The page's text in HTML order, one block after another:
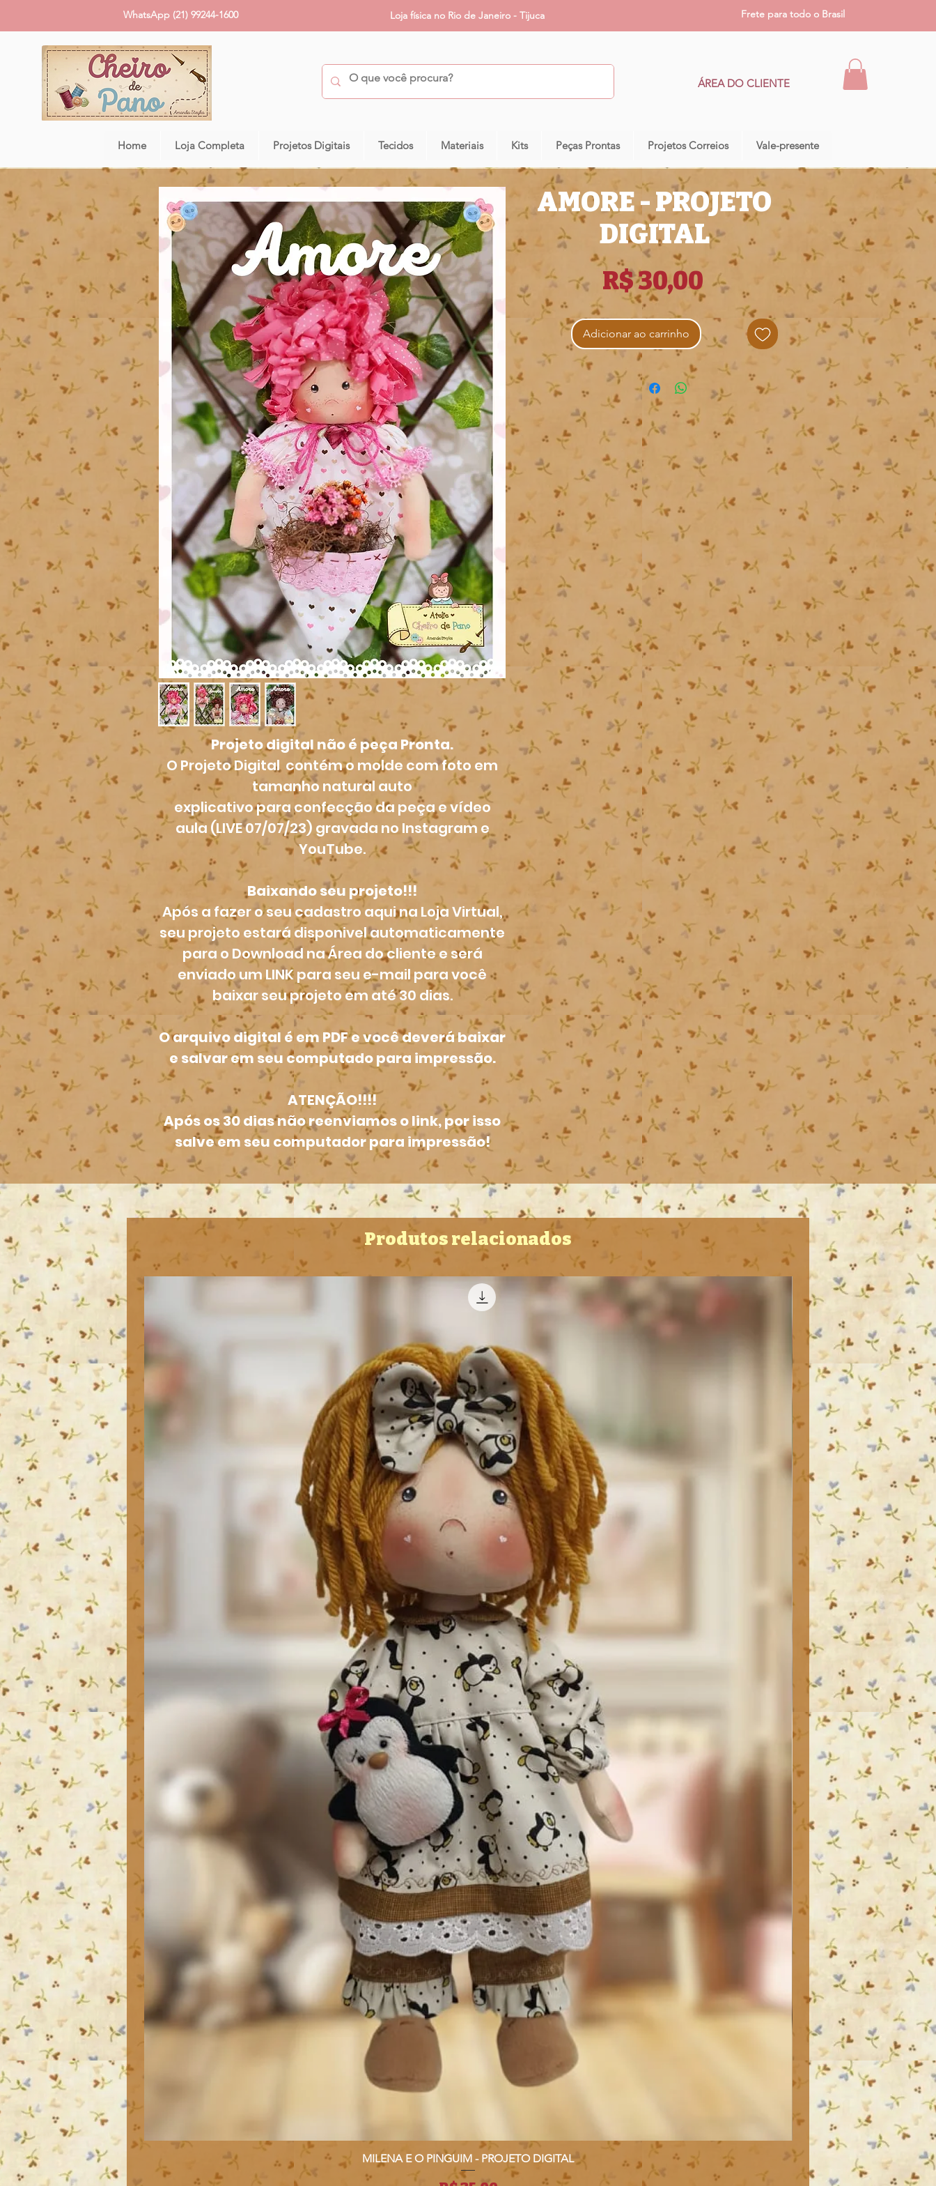
WhatsApp (21) 99244-1600 Loja física no Rio de Janeiro - Tijuca Frete para todo o Brasil
ÁREA DO CLIENTE
Home Loja Completa Projetos Digitais Tecidos Materiais Kits Peças Prontas Projetos Correios Vale-presente
Projeto digital não é peça Pronta.
O Projeto Digital contém o molde com foto em
tamanho natural auto
explicativo para confecção da peça e vídeo
aula (LIVE 07/07/23) gravada no Instagram e
YouTube.
Baixando seu projeto!!!
Após a fazer o seu cadastro aqui na Loja Virtual,
seu projeto estará disponivel automaticamente
para o Download na Área do cliente e será
enviado um LINK para seu e-mail para você
baixar seu projeto em até 30 dias.
O arquivo digital é em PDF e você deverá baixar
e salvar em seu computado para impressão.
ATENÇÃO!!!!
Após os 30 dias não reenviamos o link, por isso
salve em seu computador para impressão!
AMORE - PROJETO
DIGITAL
R$ 30,00Preço
Adicionar ao carrinho
Produtos relacionados
Visualização rápida
MILENA E O PINGUIM - PROJETO DIGITAL